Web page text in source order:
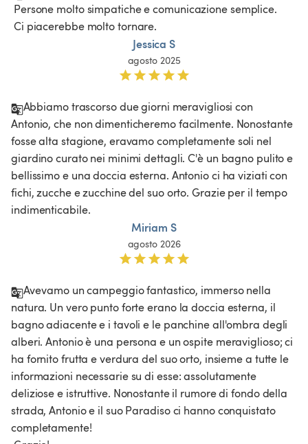
Ci piacerebbe molto tornare.
Jessica S
agosto 2025
Abbiamo trascorso due giorni meravigliosi con
Antonio, che non dimenticheremo facilmente. Nonostante
fosse alta stagione, eravamo completamente soli nel
giardino curato nei minimi dettagli. C'è un bagno pulito e
bellissimo e una doccia esterna. Antonio ci ha viziati con
fichi, zucche e zucchine del suo orto. Grazie per il tempo
indimenticabile.
Miriam S
agosto 2026
Avevamo un campeggio fantastico, immerso nella
natura. Un vero punto forte erano la doccia esterna, il
bagno adiacente e i tavoli e le panchine all'ombra degli
alberi. Antonio è una persona e un ospite meraviglioso; ci
ha fornito frutta e verdura del suo orto, insieme a tutte le
informazioni necessarie su di esse: assolutamente
deliziose e istruttive. Nonostante il rumore di fondo della
strada, Antonio e il suo Paradiso ci hanno conquistato
completamente!